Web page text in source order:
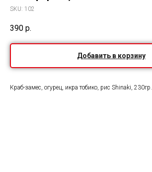
SKU: 102
390 р.
Добавить в корзину
Краб-замес, огурец, икра тобико, рис Shinaki, 230гр.